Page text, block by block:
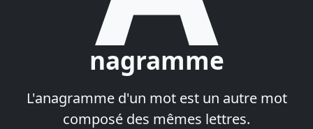
nagramme
L'anagramme d'un mot est un autre mot
composé des mêmes lettres.